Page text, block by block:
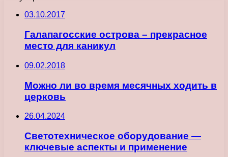
03.10.2017
Галапагосские острова – прекрасное
место для каникул
09.02.2018
Можно ли во время месячных ходить в
церковь
26.04.2024
Светотехническое оборудование —
ключевые аспекты и применение